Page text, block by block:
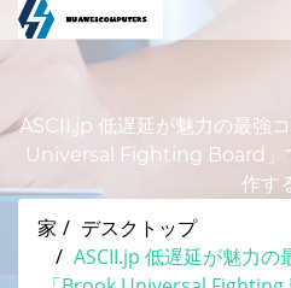
ASCII.jp 低遅延が魅力の最強
Universal Fighting Board」
作す
家
デスクトップ
ASCII.jp 低遅延が魅力の